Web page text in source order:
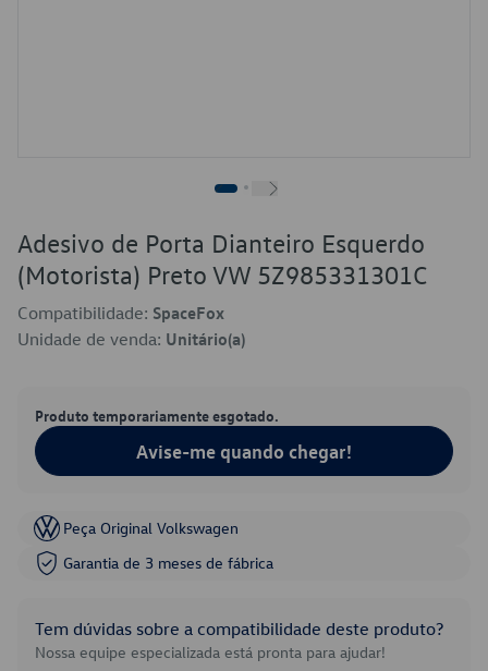
Adesivo de Porta Dianteiro Esquerdo
(Motorista) Preto VW 5Z985331301C
Compatibilidade: SpaceFox
Unidade de venda: Unitário(a)
Produto temporariamente esgotado.
Avise-me quando chegar!
Peça Original Volkswagen
Garantia de 3 meses de fábrica
Tem dúvidas sobre a compatibilidade deste produto?
Nossa equipe especializada está pronta para ajudar!